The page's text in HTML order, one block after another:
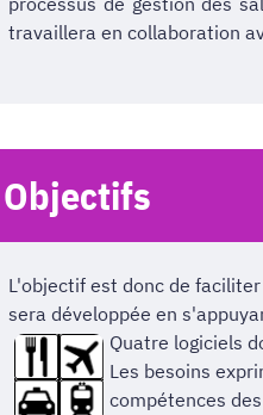
travaillera en collaboration
Objectifs
L'objectif est donc de
sera développée en
Quatre logiciels
Les besoins
compétences